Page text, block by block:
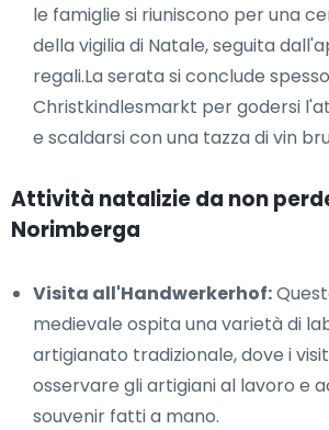
le famiglie si riuniscono per una
della vigilia di Natale, seguita
regali.La serata si conclude
Christkindlesmarkt per godersi
e scaldarsi con una tazza di vin
Attività natalizie da non
Norimberga
Visita all'Handwerkerhof:
medievale ospita una varietà di
artigianato tradizionale, dove i
osservare gli artigiani al lavoro e
souvenir fatti a mano.